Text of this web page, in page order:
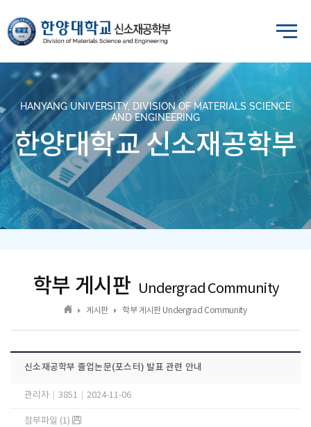
HANYANG UNIVERSITY, DIVISION OF MATERIALS SCIENCE
AND ENGINEERING
한양대학교 신소재공학부
학부 게시판 Undergrad Community
게시판 학부 게시판 Undergrad Community
신소재공학부 졸업논문(포스터) 발표 관련 안내
관리자 3851 2024-11-06
첨부파일 (1)